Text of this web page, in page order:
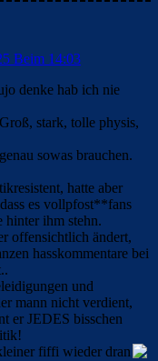
Beim 14:03
denke hab ich nie
stark, tolle physis,
sowas brauchen.
hatte aber
es vollpfost**fans
ihm stehn.
offensichtlich ändert,
hasskommentare bei
und
mann nicht verdient,
er JEDES bisschen
fiffi wieder dran